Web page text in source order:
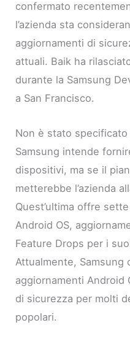
confermato
l’azienda sta
aggiornamenti di
attuali. Baik ha
durante la Samsung
a San Francisco.
Non è stato
Samsung intende
dispositivi, ma se il
metterebbe l’azienda
Quest’ultima offre
Android OS,
Feature Drops per i
Attualmente,
aggiornamenti Android
di sicurezza per molti
popolari.